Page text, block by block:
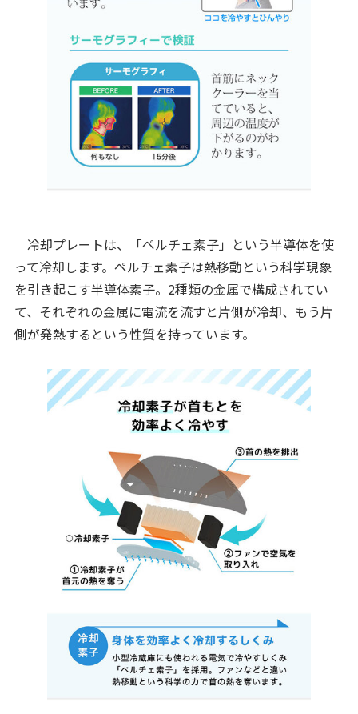
冷却プレートは、「ペルチェ素子」という半導体を使
って冷却します。ペルチェ素子は熱移動という科学現象
を引き起こす半導体素子。2種類の金属で構成されてい
て、それぞれの金属に電流を流すと片側が冷却、もう片
側が発熱するという性質を持っています。